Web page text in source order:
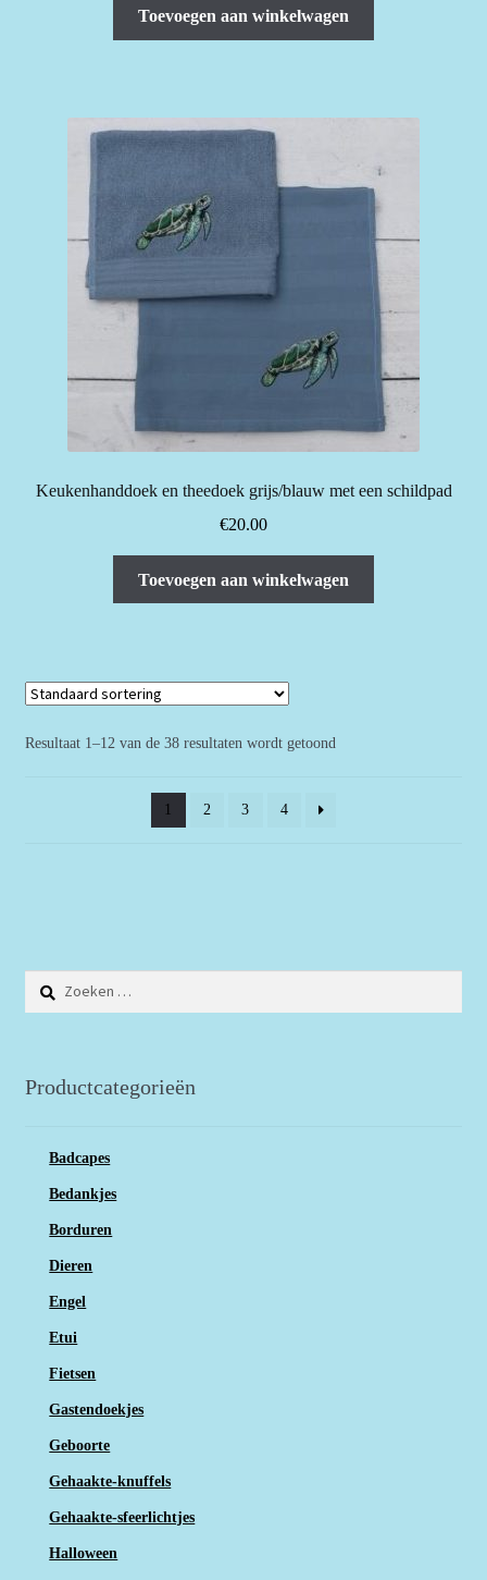
Toevoegen aan winkelwagen
Keukenhanddoek en theedoek grijs/blauw met een schildpad
€20.00
Toevoegen aan winkelwagen
Resultaat 1–12 van de 38 resultaten wordt getoond
1 2 3 4
naar:
Productcategorieën
Badcapes
Bedankjes
Borduren
Dieren
Engel
Etui
Fietsen
Gastendoekjes
Geboorte
Gehaakte-knuffels
Gehaakte-sfeerlichtjes
Halloween